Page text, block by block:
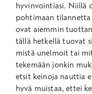
hyvinvointiasi. Niillä
pohtimaan tilannetta
ovat aiemmin
tällä hetkellä tuovat
mistä unelmoit tai
tekemään jonkin
etsit keinoja nauttia
hyvä muistaa, ettei